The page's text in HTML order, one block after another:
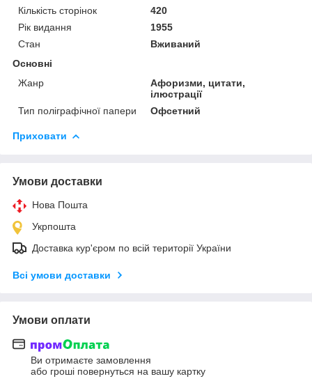
Кількість сторінок
420
Рік видання
1955
Стан
Вживаний
Основні
Жанр
Афоризми, цитати,
ілюстрації
Тип поліграфічної папери
Офсетний
Приховати
Умови доставки
Нова Пошта
Укрпошта
Доставка кур'єром по всій території України
Всі умови доставки
Умови оплати
Ви отримаєте замовлення
або гроші повернуться на вашу картку